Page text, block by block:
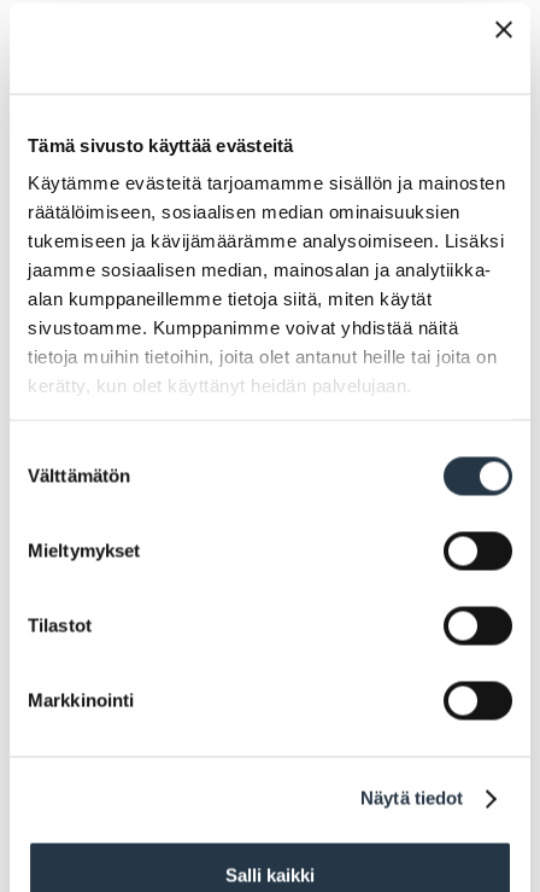
Tämä sivusto käyttää evästeitä
Käytämme evästeitä tarjoamamme sisällön ja mainosten
räätälöimiseen, sosiaalisen median ominaisuuksien
tukemiseen ja kävijämäärämme analysoimiseen. Lisäksi
jaamme sosiaalisen median, mainosalan ja analytiikka-
alan kumppaneillemme tietoja siitä, miten käytät
sivustoamme. Kumppanimme voivat yhdistää näitä
tietoja muihin tietoihin, joita olet antanut heille tai joita on
kerätty, kun olet käyttänyt heidän palvelujaan.
valinta
Välttämätön
Mieltymykset
Tilastot
Markkinointi
Näytä tiedot
Salli kaikki
Kollolan kotiseututalo